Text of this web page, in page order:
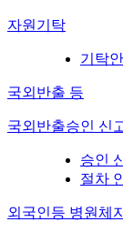
자원기탁
기탁
국외반출 등
국외반출승인 신
승인
절차
외국인등 병원체